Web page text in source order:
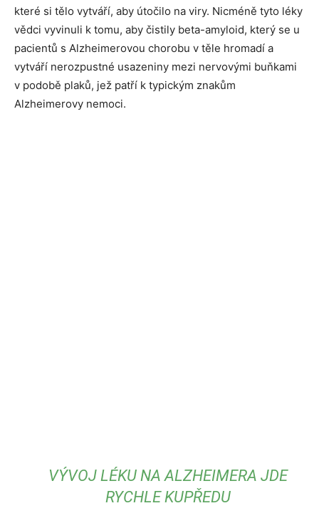
které si tělo vytváří, aby útočilo na viry. Nicméně tyto léky
vědci vyvinuli k tomu, aby čistily beta-amyloid, který se u
pacientů s Alzheimerovou chorobu v těle hromadí a
vytváří nerozpustné usazeniny mezi nervovými buňkami
v podobě plaků, jež patří k typickým znakům
Alzheimerovy nemoci.
VÝVOJ LÉKU NA ALZHEIMERA JDE
RYCHLE KUPŘEDU